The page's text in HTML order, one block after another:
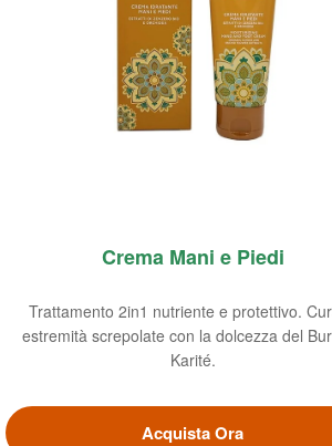
Crema Mani e Piedi
Trattamento 2in1 nutriente e protettivo.
estremità screpolate con la dolcezza del
Karité.
Acquista Ora